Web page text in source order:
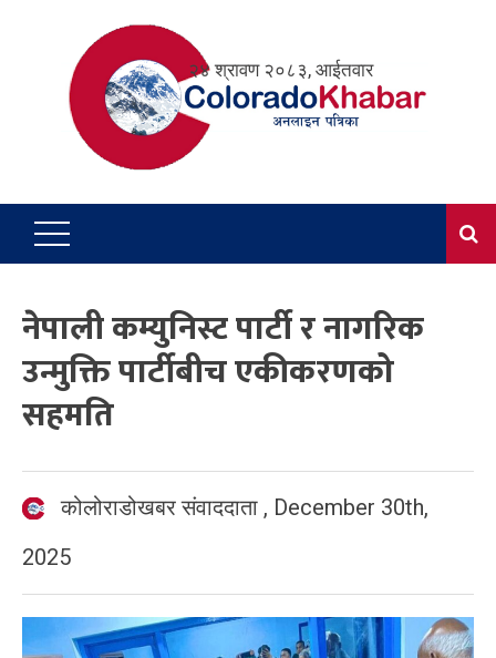
२४ श्रावण २०८३, आईतवार
नेपाली कम्युनिस्ट पार्टी र नागरिक
उन्मुक्ति पार्टीबीच एकीकरणको
सहमति
कोलोराडोखबर संवाददाता , December 30th,
2025